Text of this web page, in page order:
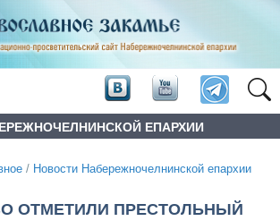
ЕПАРХИИ
/ Новости Набережночелнинской епархии
ОТМЕТИЛИ ПРЕСТОЛЬНЫЙ